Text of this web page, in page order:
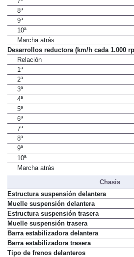
8ª
9ª
10ª
Marcha atrás
Desarrollos reductora (km/h cada 1.000
Relación
1ª
2ª
3ª
4ª
5ª
6ª
7ª
8ª
9ª
10ª
Marcha atrás
Chasis
Estructura suspensión delantera
Muelle suspensión delantera
Estructura suspensión trasera
Muelle suspensión trasera
Barra estabilizadora delantera
Barra estabilizadora trasera
Tipo de frenos delanteros